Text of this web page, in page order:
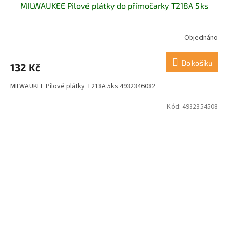
MILWAUKEE Pilové plátky do přímočarky T218A 5ks
Objednáno
132 Kč Do košíku
MILWAUKEE Pilové plátky T218A 5ks 4932346082
Kód: 4932354508